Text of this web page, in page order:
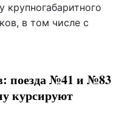
в том числе с
поезда №41 и №83
курсируют